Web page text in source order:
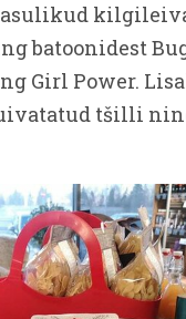
batoonidest
Girl Power.
tšilli